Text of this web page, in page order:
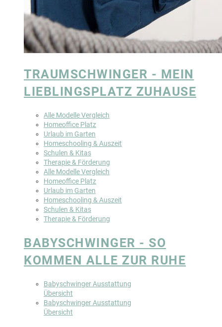
TRAUMSCHWINGER - MEIN
LIEBLINGSPLATZ ZUHAUSE
Alle Modelle Vergleich
Homeoffice Platz
Urlaub im Garten
Homeschooling & Auszeit
Schulen & Kitas
Therapie & Förderung
Alle Modelle Vergleich
Homeoffice Platz
Urlaub im Garten
Homeschooling & Auszeit
Schulen & Kitas
Therapie & Förderung
BABYSCHWINGER - SO
KOMMEN ALLE ZUR RUHE
Babyschwinger Ausstattung
Übersicht
Babyschwinger Ausstattung
Übersicht